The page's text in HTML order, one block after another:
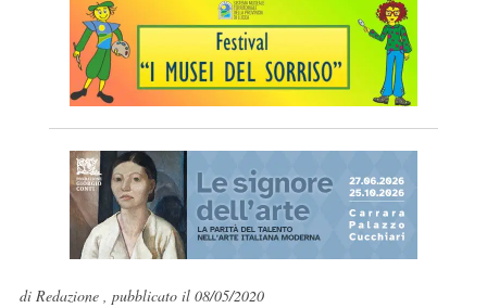
di Redazione , pubblicato il 08/05/2020